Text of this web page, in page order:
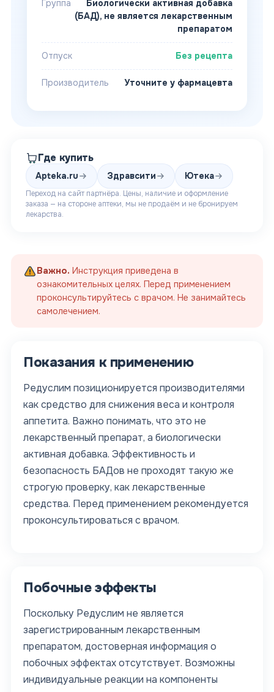
Группа
Биологически активная добавка
(БАД), не является лекарственным
препаратом
Отпуск Без рецепта
Производитель Уточните у фармацевта
Где купить
Apteka.ru Здравсити Ютека
Переход на сайт партнёра. Цены, наличие и оформление
заказа — на стороне аптеки, мы не продаём и не бронируем
лекарства.
Важно. Инструкция приведена в
ознакомительных целях. Перед применением
проконсультируйтесь с врачом. Не занимайтесь
самолечением.
Показания к применению
Редуслим позиционируется производителями
как средство для снижения веса и контроля
аппетита. Важно понимать, что это не
лекарственный препарат, а биологически
активная добавка. Эффективность и
безопасность БАДов не проходят такую же
строгую проверку, как лекарственные
средства. Перед применением рекомендуется
проконсультироваться с врачом.
Побочные эффекты
Поскольку Редуслим не является
зарегистрированным лекарственным
препаратом, достоверная информация о
побочных эффектах отсутствует. Возможны
индивидуальные реакции на компоненты